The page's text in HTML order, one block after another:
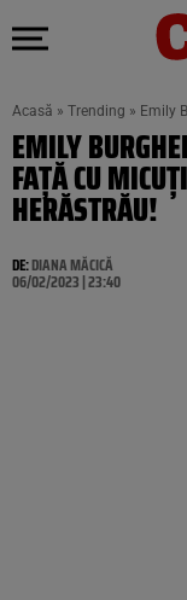
Acasă » Trending » Emily
EMILY
FAȚĂ CU
HERĂSTRĂU!
DE:DIANA MĂCICĂ
06/02/2023 | 23:40